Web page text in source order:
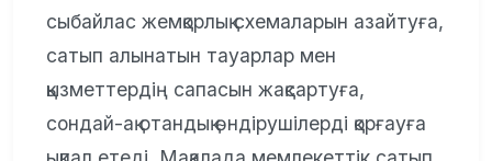
сыбайлас жемқорлық схемаларын азайтуға,
сатып алынатын тауарлар мен
қызметтердің сапасын жақсартуға,
сондай-ақ отандық өндірушілерді қорғауға